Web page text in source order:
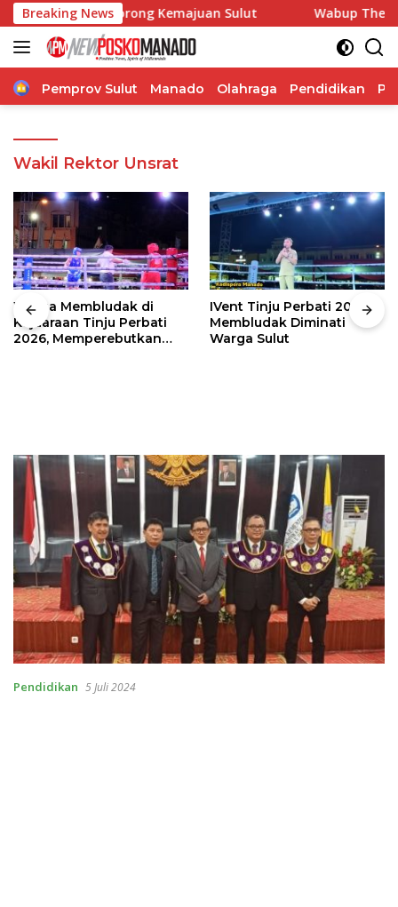
Langsung
ke
konten
Breaking News
Pangdam Dorong Kemajuan Sulut Wabup Theodorus
Home
Pemprov Sulut Manado Olahraga Pendidikan
Wakil Rektor Unsrat
Warga Membludak di
Kejuaraan Tinju Perbati
2026, Memperebutkan
IVent Tinju Perbati 2026
Membludak Diminati
Warga Sulut
Pendidikan 5 Juli 2024